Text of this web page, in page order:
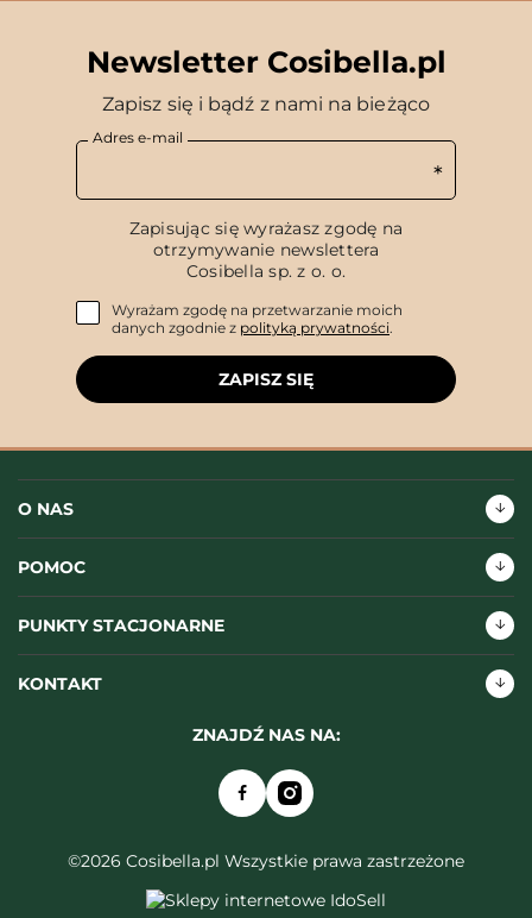
Newsletter Cosibella.pl
Zapisz się i bądź z nami na bieżąco
Adres e-mail
Zapisując się wyrażasz zgodę na
otrzymywanie newslettera
Cosibella sp. z o. o.
Wyrażam zgodę na przetwarzanie moich
danych zgodnie z polityką prywatności.
ZAPISZ SIĘ
O NAS
POMOC
PUNKTY STACJONARNE
KONTAKT
ZNAJDŹ NAS NA:
©2026 Cosibella.pl Wszystkie prawa zastrzeżone